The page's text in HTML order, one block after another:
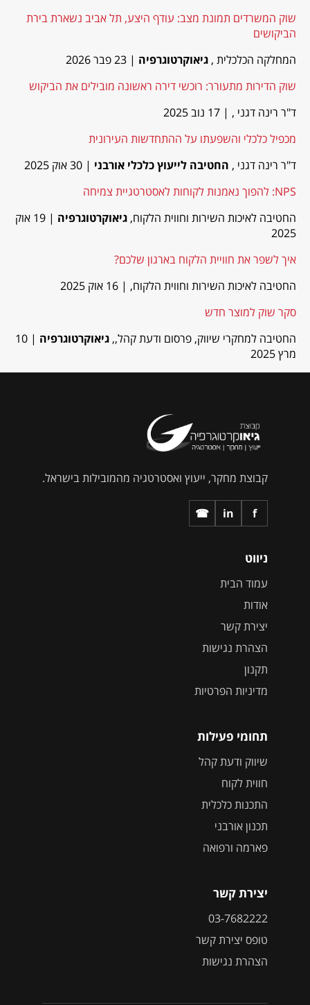
שוק המשרדים תמונת מצב: עודף היצע, תל אביב נשארת בירת
הביקושים
המחלקה הכלכלית , גיאוקרטוגרפיה | 23 פבר 2026
שוק הדירות מתעורר: רוכשי דירה ראשונה מובילים את הביקוש
ד"ר רינה דגני , | 17 נוב 2025
מכפיל כלכלי והשפעתו על ההתחדשות העירונית
ד"ר רינה דגני , החטיבה לייעוץ כלכלי אורבני | 30 אוק 2025
NPS: להפוך נאמנות לקוחות לאסטרטגיית צמיחה
החטיבה לאיכות השירות וחווית הלקוח, גיאוקרטוגרפיה
| 19 אוק
2025
איך לשפר את חוויית הלקוח בארגון שלכם?
החטיבה לאיכות השירות וחווית הלקוח, | 16 אוק 2025
סקר שוק למוצר חדש
החטיבה למחקרי שיווק, פרסום ודעת קהל,, גיאוקרטוגרפיה
| 10
מרץ 2025
קבוצת מחקר, ייעוץ ואסטרטגיה מהמובילות בישראל.
f
in
☎
ניווט
עמוד הבית
אודות
יצירת קשר
הצהרת נגישות
תקנון
מדיניות הפרטיות
תחומי פעילות
שיווק ודעת קהל
חווית לקוח
התכנות כלכלית
תכנון אורבני
פארמה ורפואה
יצירת קשר
03-7682222
טופס יצירת קשר
הצהרת נגישות